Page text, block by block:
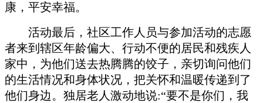
康，平安幸福。
活动最后，社区工作人员与参加活动的志愿
者来到辖区年龄偏大、行动不便的居民和残疾人
家中，为他们送去热腾腾的饺子，亲切询问他们
的生活情况和身体状况，把关怀和温暖传递到了
他们身边。独居老人激动地说:“要不是你们，我